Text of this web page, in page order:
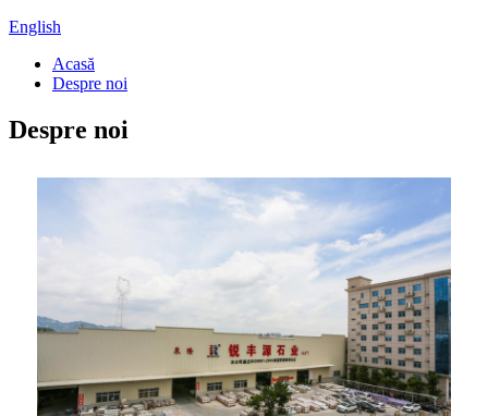
English
Acasă
Despre noi
Despre noi